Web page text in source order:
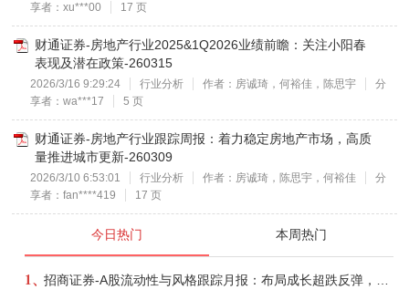
享者：xu***00
17 页
财通证券-房地产行业2025&1Q2026业绩前瞻：关注小阳春
表现及潜在政策-260315
2026/3/16 9:29:24 行业分析 作者：房诚琦，何裕佳，陈思宇
分
享者：wa***17
5 页
财通证券-房地产行业跟踪周报：着力稳定房地产市场，高质
量推进城市更新-260309
2026/3/10 6:53:01 行业分析 作者：房诚琦，陈思宇，何裕佳
分
享者：fan****419
17 页
今日热门 本周热门
1、